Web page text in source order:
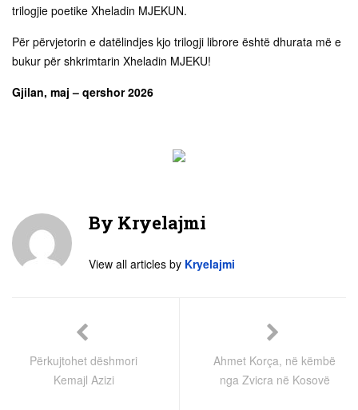
trilogjie poetike Xheladin MJEKUN.
Për përvjetorin e datëlindjes kjo trilogji librore është dhurata më e
bukur për shkrimtarin Xheladin MJEKU!
Gjilan, maj – qershor 2026
By Kryelajmi
View all articles by Kryelajmi
Përkujtohet dëshmori
Kemajl Azizi
Ahmet Korça, në këmbë
nga Zvicra në Kosovë